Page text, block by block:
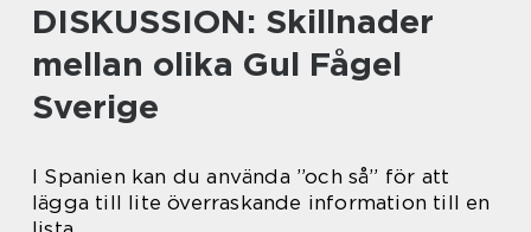
DISKUSSION: Skillnader
mellan olika Gul Fågel
Sverige
I Spanien kan du använda ”och så” för att
lägga till lite överraskande information till en